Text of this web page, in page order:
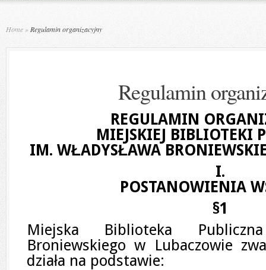
Home » Regulamin organizacyjny
Regulamin
REGULAMIN
MIEJSKIEJ BIBLIOTEKI
IM. WŁADYSŁAWA
I.
POSTANOWIENIA
§1
Miejska Biblioteka
Broniewskiego w Lubaczowie
działa na podstawie: